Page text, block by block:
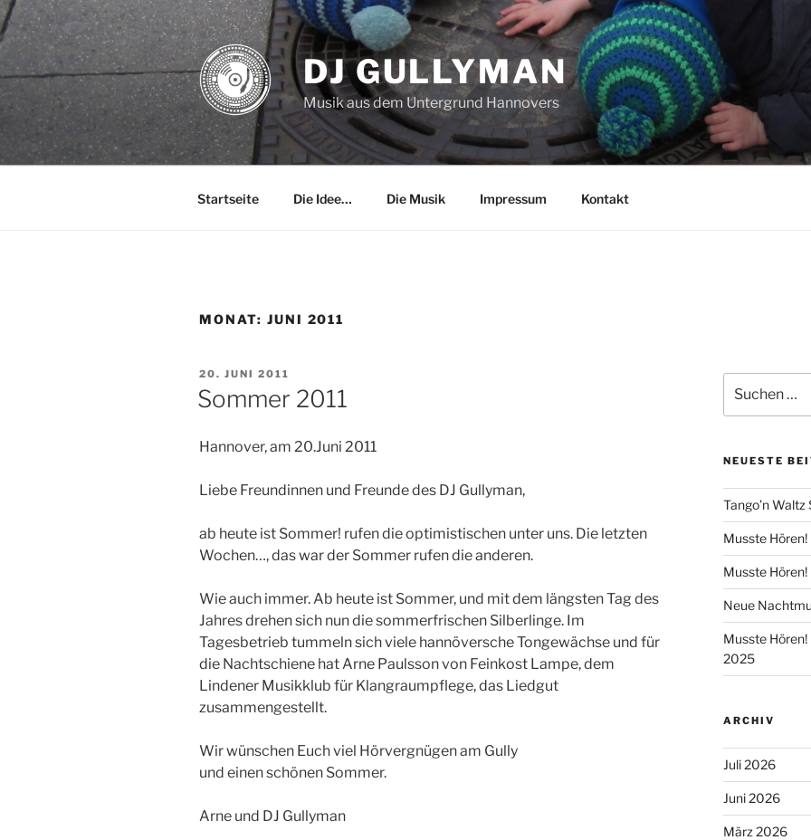
Zum
Inhalt
springen
DJ GULLYMAN
Musik aus dem Untergrund Hannovers
Startseite Die Idee… Die Musik Impressum Kontakt
MONAT: JUNI 2011
VERÖFFENTLICHT
AM
20. JUNI 2011
Sommer 2011
Hannover, am 20.Juni 2011
Liebe Freundinnen und Freunde des DJ Gullyman,
ab heute ist Sommer! rufen die optimistischen unter uns. Die letzten
Wochen…, das war der Sommer rufen die anderen.
Wie auch immer. Ab heute ist Sommer, und mit dem längsten Tag des
Jahres drehen sich nun die sommerfrischen Silberlinge. Im
Tagesbetrieb tummeln sich viele hannöversche Tongewächse und für
die Nachtschiene hat Arne Paulsson von Feinkost Lampe, dem
Lindener Musikklub für Klangraumpflege, das Liedgut
zusammengestellt.
Wir wünschen Euch viel Hörvergnügen am Gully
und einen schönen Sommer.
Arne und DJ Gullyman
nach:
NEUESTE
Tango’n
Musste
Musste
Neue
Musste
2025
ARCHIV
Juli 2026
Juni 2026
März 2026